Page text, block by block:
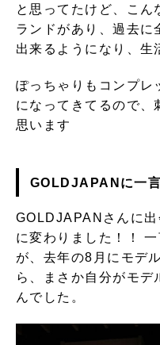
と思ってたけど、こん
ランドがあり、過去に
出来るようになり、生
ぽっちゃりもコンプレ
になってきてるので、
思います
GOLDJAPANに一言
GOLDJAPANさんに
に変わりました！！
が、去年の8月にモデ
ら、まさか自分がモデ
んでした。